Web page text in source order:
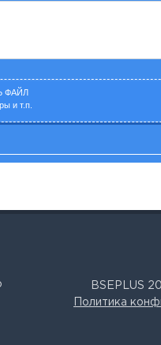
ФАЙЛ
и т.п.
BSEPLUS
Политика